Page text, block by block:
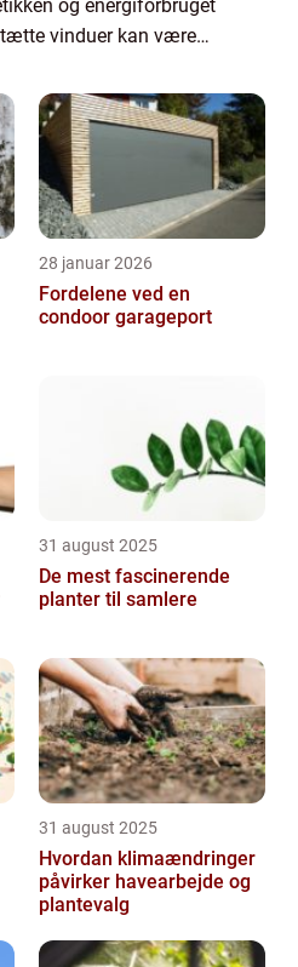
og energiforbruget
vinduer kan være
28 januar 2026
Fordelene ved en
condoor garageport
31 august 2025
De mest fascinerende
planter til samlere
31 august 2025
Hvordan klimaændringer
påvirker havearbejde og
plantevalg